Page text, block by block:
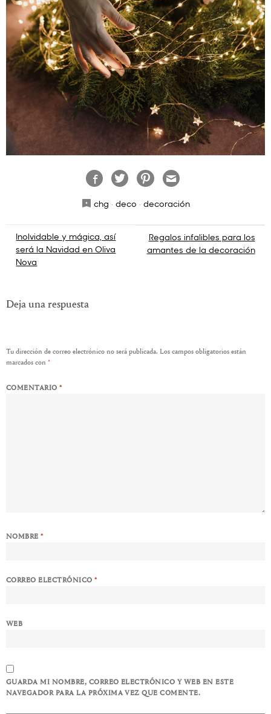
chg · deco · decoración
Navegación
de
Inolvidable y mágica, así
será la Navidad en Oliva
Nova
Regalos infalibles para los
amantes de la decoración
Deja una respuesta
Tu dirección de correo electrónico no será publicada. Los campos obligatorios están
marcados con *
COMENTARIO*
NOMBRE*
CORREO ELECTRÓNICO*
WEB
GUARDA MI NOMBRE, CORREO ELECTRÓNICO Y WEB EN ESTE
NAVEGADOR PARA LA PRÓXIMA VEZ QUE COMENTE.